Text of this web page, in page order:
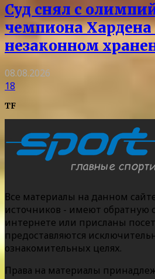
Суд снял с
чемпиона Хардена
незаконном
08.08.2026
18
TF
Все материалы на данном
источников - имеют обратную
интернете или присланы
предоставляются
ознакомительных целях.
Права на материалы